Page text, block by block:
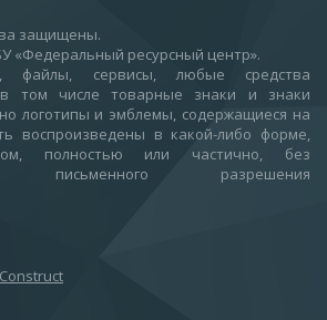
защищены.
«Федеральный ресурсный центр».
файлы, сервисы, любые средства
в том числе товарные знаки и знаки
логотипы и эмблемы, содержащиеся на
воспроизведены в какой-либо форме,
полностью или частично, без
письменного разрешения